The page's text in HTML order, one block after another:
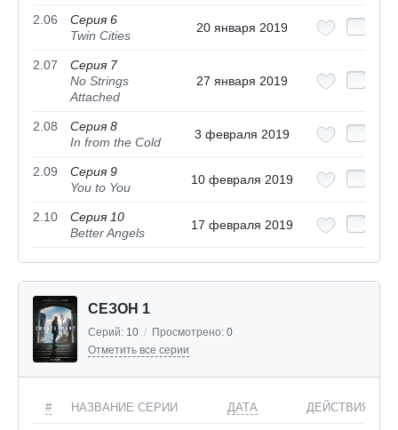
2.06
Серия 6
Twin Cities
20 января 2019
2.07
Серия 7
No Strings
Attached
27 января 2019
2.08
Серия 8
In from the Cold
3 февраля 2019
2.09
Серия 9
You to You
10 февраля 2019
2.10
Серия 10
Better Angels
17 февраля 2019
СЕЗОН 1
Серий: 10 / Просмотрено: 0
Отметить все серии
# НАЗВАНИЕ СЕРИИ ДАТА ДЕЙСТВИЯ